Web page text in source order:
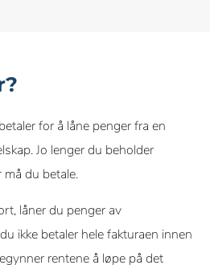
for å låne penger fra en
Jo lenger du beholder
du betale.
låner du penger av
ikke betaler hele fakturaen innen
rentene å løpe på det